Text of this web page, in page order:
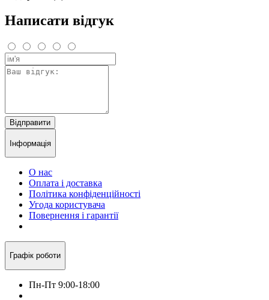
Написати відгук
Відправити
Інформація
О нас
Оплата і доставка
Політика конфіденційності
Угода користувача
Повернення і гарантії
Графік роботи
Пн-Пт 9:00-18:00